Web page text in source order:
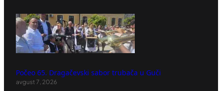
Počeo 65. Dragačevski sabor trubača u Guči
avgust 7, 2026